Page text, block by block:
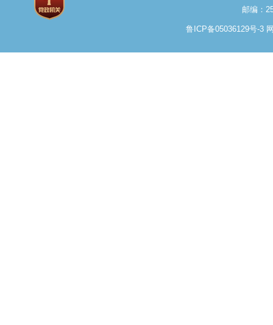
邮编：
鲁ICP备05036129号-3